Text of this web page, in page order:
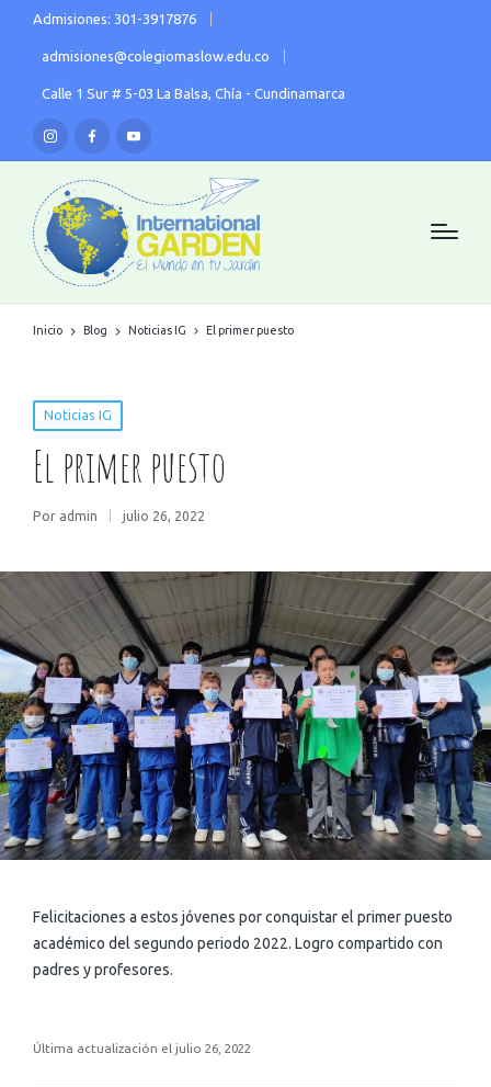
Admisiones: 301-3917876
admisiones@colegiomaslow.edu.co
Calle 1 Sur # 5-03 La Balsa, Chía - Cundinamarca
Inicio Blog Noticias IG El primer puesto
Noticias IG
El primer puesto
Por admin julio 26, 2022
Felicitaciones a estos jóvenes por conquistar el primer puesto
académico del segundo periodo 2022. Logro compartido con
padres y profesores.
Última actualización el julio 26, 2022